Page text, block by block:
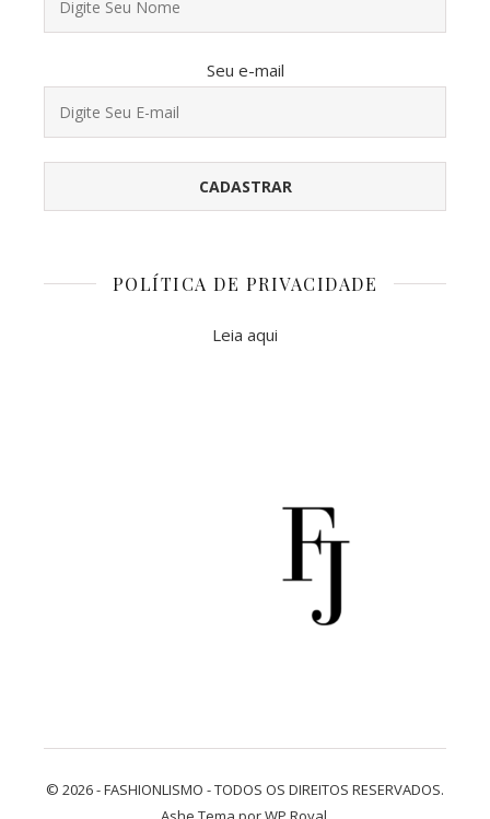
Seu e-mail
POLÍTICA DE PRIVACIDADE
Leia aqui
© 2026 - FASHIONLISMO - TODOS OS DIREITOS RESERVADOS.